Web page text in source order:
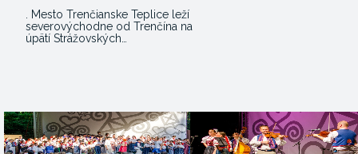
. Mesto Trenčianske Teplice leží
severovýchodne od Trenčína na
úpätí Strážovských…